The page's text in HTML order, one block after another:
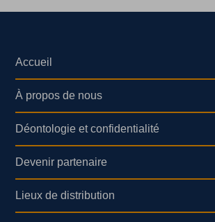
Accueil
À propos de nous
Déontologie et confidentialité
Devenir partenaire
Lieux de distribution